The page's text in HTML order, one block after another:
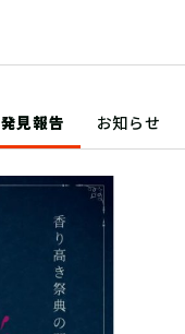
発見報告 お知らせ